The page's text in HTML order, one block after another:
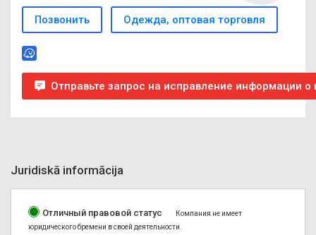
Позвонить Одежда, оптовая торговля
Отправьте запрос на исправление информации о
Juridiskā informācija
Отличный правовой статус
Компания не имеет
юридического бремени в своей деятельности.